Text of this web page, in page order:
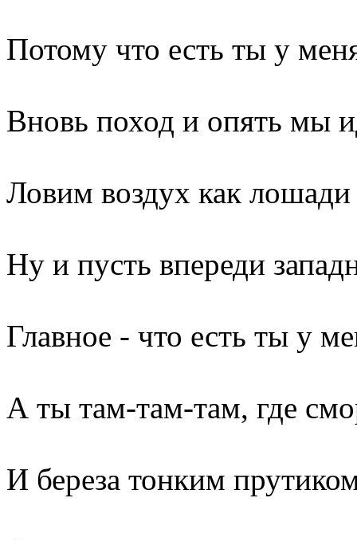
Потому что есть ты у
Вновь поход и опять мы
Ловим воздух как
Ну и пусть впереди
Главное - что есть ты у
А ты там-там-там, где
И береза тонким